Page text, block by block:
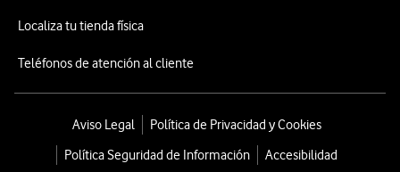
Localiza tu tienda física
Teléfonos de atención al cliente
Aviso Legal
Política de Privacidad y Cookies
Política Seguridad de Información
Accesibilidad